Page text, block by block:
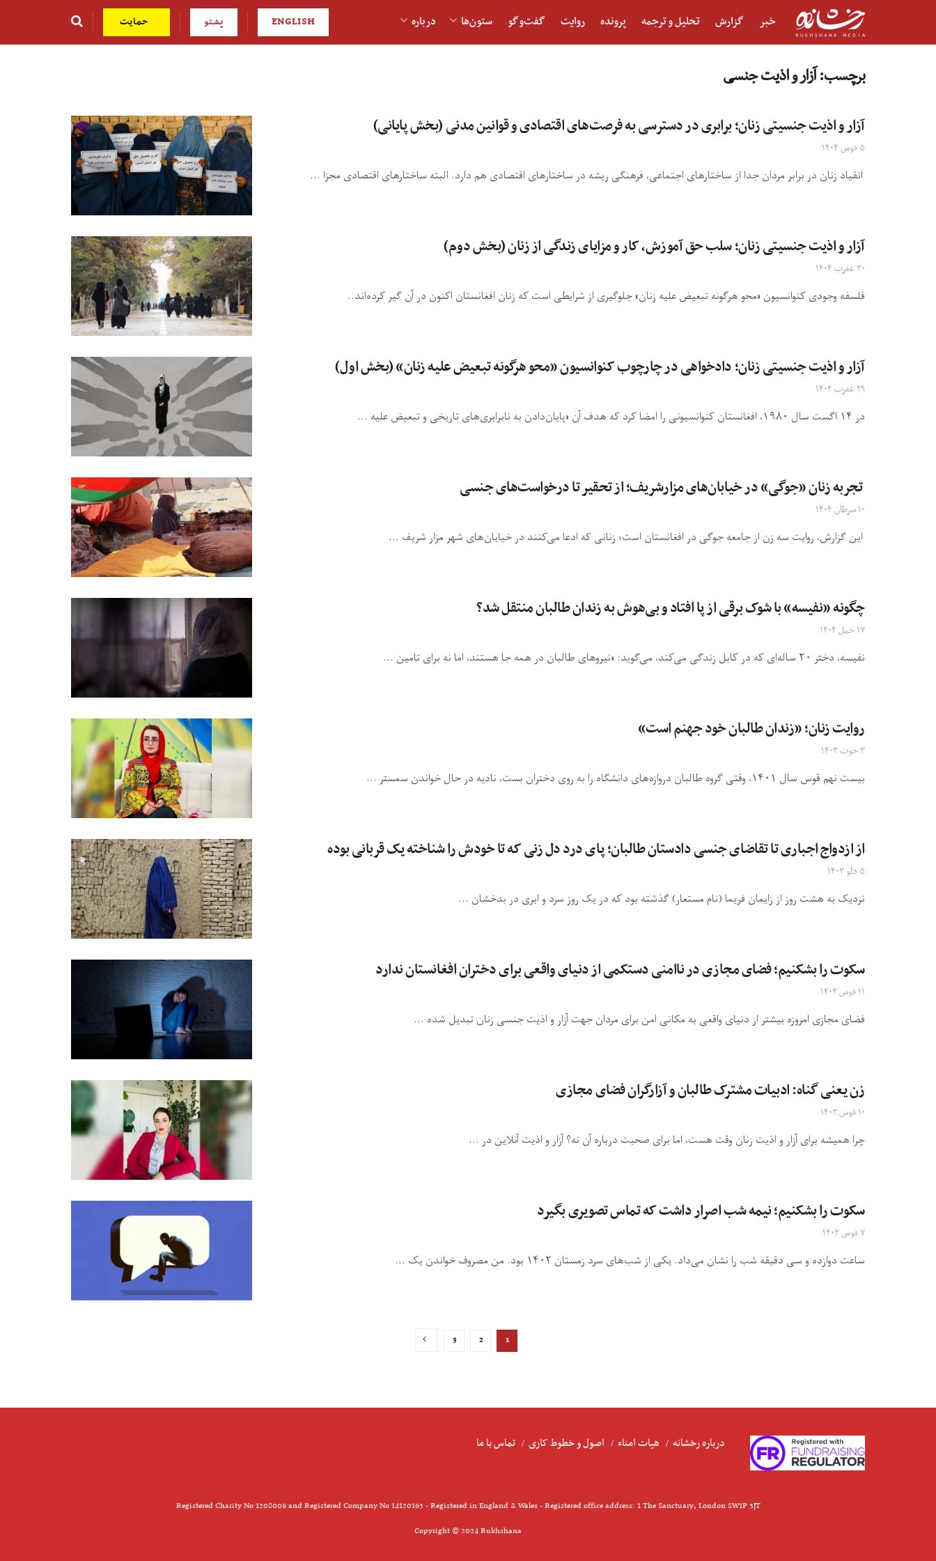
خبر گزارش تحلیل و ترجمه پرونده روایت گفت‌و‎گو ستون‌ها درباره ENGLISH پشتو حمایت
برچسب:آزار و اذیت جنسی
آزار و اذیت جنسیتی زنان؛ برابری در دسترسی به فرصت‌های اقتصادی و قوانین مدنی (بخش پایانی)
۵ قوس ۱۴۰۴
انقیاد زنان در برابر مردان جدا از ساختارهای اجتماعی، فرهنگی ریشه در ساختارهای اقتصادی هم دارد. البته ساختارهای اقتصادی مجزا ...
آزار و اذیت جنسیتی زنان؛ سلب حق آموزش، کار و مزایای زندگی از زنان (بخش دوم)
۳۰ عقرب ۱۴۰۴
فلسفه وجودی کنوانسیون «محو هرگونه تبعیض علیه زنان» جلوگیری از شرایطی است که زنان افغانستان اکنون در آن گیر کرده‌اند..
آزار و اذیت جنسیتی زنان؛ دادخواهی در چارچوب کنوانسیون «محو هرگونه تبعیض علیه زنان» (بخش اول)
۲۹ عقرب ۱۴۰۴
در ۱۴ اگست سال ۱۹۸۰، افغانستان کنوانسیونی را امضا کرد که هدف آن «پایان‌دادن به نابرابری‌های تاریخی و تبعیض علیه ...
تجربه زنان «جوگی» در خیابان‌های مزارشریف؛ از تحقیر تا درخواست‌های جنسی
۱۰ سرطان ۱۴۰۴
این گزارش، روایت سه زن از جامعه جوگی در افغانستان است؛ زنانی که ادعا می‌کنند در خیابان‌های شهر مزار شریف ...
چگونه «نفیسه» با شوک برقی از پا افتاد و بی‌هوش به زندان طالبان منتقل شد؟
۱۷ حمل ۱۴۰۴
نفیسه، دختر ۲۰ ساله‌ای که در کابل زندگی می‌کند، می‌گوید: «نیروهای طالبان در همه جا هستند، اما نه برای تامین ...
روایت زنان؛ «زندان طالبان خود جهنم است»
۳ حوت ۱۴۰۳
بیست نهم قوس سال ۱۴۰۱، وقتی گروه طالبان دروازه‌های دانشگاه را به روی دختران بست، نادیه در حال خواندن سمستر ...
از ازدواج اجباری تا تقاضای جنسی دادستان طالبان؛ پای درد دل زنی که تا خودش را شناخته یک قربانی بوده
۵ دلو ۱۴۰۳
نزدیک به هشت‌ روز از زایمان فریما (نام مستعار) گذشته بود که در یک روز سرد و ابری در بدخشان ...
سکوت را بشکنیم؛ فضای مجازی در ناامنی دستکمی از دنیای واقعی برای دختران افغانستان ندارد
۱۱ قوس ۱۴۰۳
فضای مجازی امروزه بیشتر از دنیای واقعی به مکانی امن برای مردان جهت آزار و اذیت جنسی زنان تبدیل شده ...
زن یعنی گناه: ادبیات مشترک طالبان و آزارگران فضای مجازی
۱۰ قوس ۱۴۰۳
چرا همیشه برای آزار و اذیت زنان وقت هست، اما برای صحبت درباره آن نه؟ آزار و اذیت آنلاین در ...
سکوت را بشکنیم؛ نیمه شب اصرار داشت که تماس تصویری بگیرد
۷ قوس ۱۴۰۳
ساعت دوازده و سی‌ دقیقه شب را نشان می‌داد. یکی از شب‌های سرد زمستان ۱۴۰۲ بود. من مصروف خواندن یک ...
1
2
3
درباره رخشانه هیات امناء اصول و خطوط کاری تماس با ما
Registered Charity No 1208006 and Registered Company No 14120163 - Registered in England & Wales - Registered office address: 1 The Sanctuary, London SW1P 3JT
Copyright © 2024 Rukhshana